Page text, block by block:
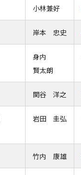
小林兼好
岸本 忠史
身内
賢太朗
関谷 洋之
岩田 圭弘
竹内 康雄